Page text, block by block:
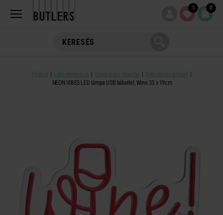
0 0
Főoldal Lakásdekoráció Dekorációs világítás
Dekorációs lámpák
NEON VIBES LED lámpa USB kábellel, Wine 33 x 19cm